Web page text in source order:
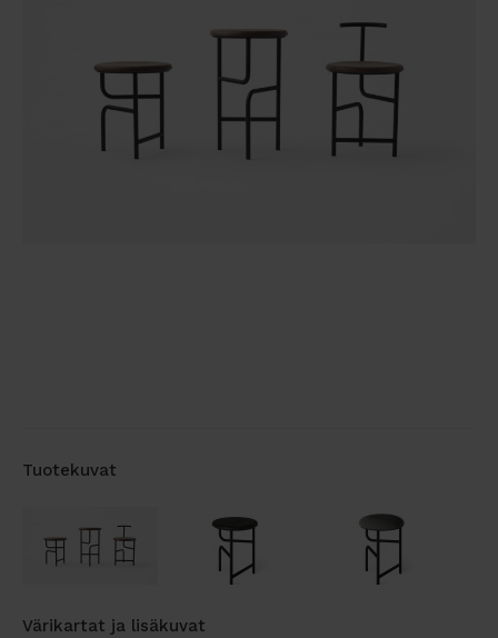
Tuotekuvat
Värikartat ja lisäkuvat